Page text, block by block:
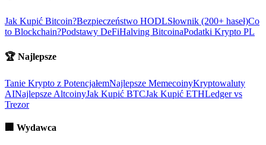
Jak Kupić Bitcoin?Bezpieczeństwo HODLSłownik (200+ haseł)Co
to Blockchain?Podstawy DeFiHalving BitcoinaPodatki Krypto PL
🏆 Najlepsze
Tanie Krypto z PotencjałemNajlepsze MemecoinyKryptowaluty
AINajlepsze AltcoinyJak Kupić BTCJak Kupić ETHLedger vs
Trezor
🏢 Wydawca